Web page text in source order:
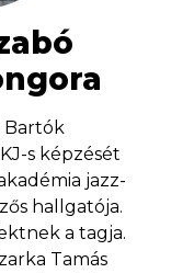
Bartók
s képzését
jazz-
hallgatója.
a tagja.
Tamás